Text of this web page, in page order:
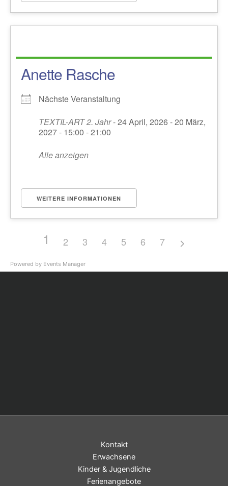
Anette Rasche
Nächste Veranstaltung
TEXTIL-ART 2. Jahr- 24 April, 2026 - 20 März,
2027 - 15:00 - 21:00
Alle anzeigen
WEITERE INFORMATIONEN
1 2 3 4 5 6 7
Powered by Events Manager
Kontakt
Erwachsene
Kinder & Jugendliche
Ferienangebote